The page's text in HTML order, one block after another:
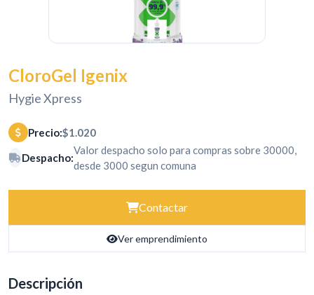
CloroGel Igenix
Hygie Xpress
Precio:$1.020
Despacho:
Valor despacho solo para compras sobre 30000,
desde 3000 segun comuna
Contactar
Ver emprendimiento
Descripción